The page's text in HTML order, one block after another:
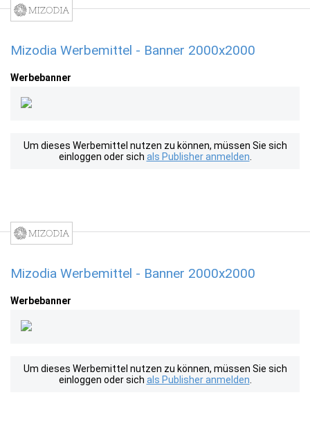
Mizodia Werbemittel - Banner 2000x2000
Werbebanner
Um dieses Werbemittel nutzen zu können, müssen Sie sich
einloggen oder sich als Publisher anmelden
Mizodia Werbemittel - Banner 2000x2000
Werbebanner
Um dieses Werbemittel nutzen zu können, müssen Sie sich
einloggen oder sich als Publisher anmelden